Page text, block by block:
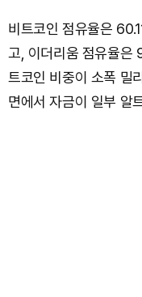
비트코인 점유율은
고, 이더리움 점유율은
트코인 비중이 소폭 밀
면에서 자금이 일부 알